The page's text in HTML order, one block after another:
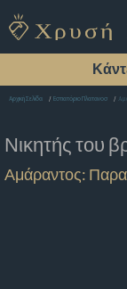
Αρχική Σελίδα Εστιατόριο Πλατανοσ
Νικητής του
Αμάραντος: